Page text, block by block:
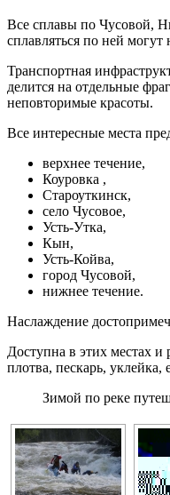
Все сплавы по Чусовой,
сплавляться по ней
Транспортная
делится на отдельные
неповторимые красоты.
Все интересные места
верхнее течение,
Коуровка ,
Староуткинск,
село Чусовое,
Усть-Утка,
Кын,
Усть-Койва,
город Чусовой,
нижнее течение.
Наслаждение
Доступна в этих местах
плотва, пескарь,
Зимой по реке